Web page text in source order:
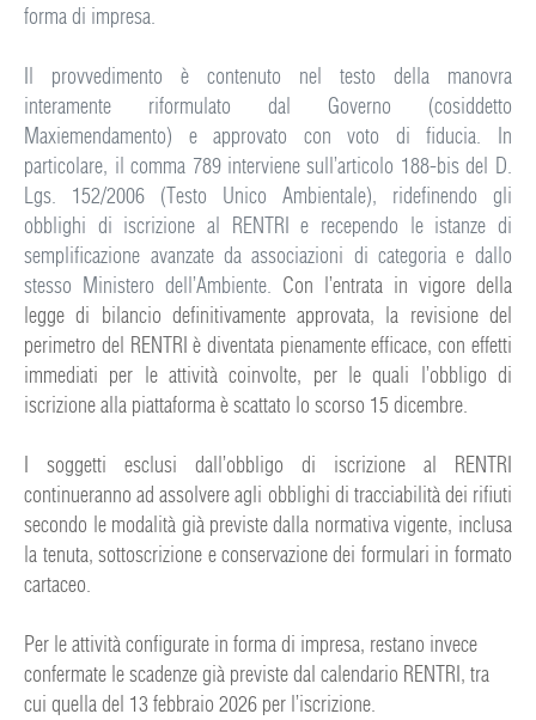
forma di impresa.
Il provvedimento è contenuto nel testo della manovra
interamente riformulato dal Governo (cosiddetto
Maxiemendamento) e approvato con voto di fiducia. In
particolare, il comma 789 interviene sull’articolo 188-bis del D.
Lgs. 152/2006 (Testo Unico Ambientale), ridefinendo gli
obblighi di iscrizione al RENTRI e recependo le istanze di
semplificazione avanzate da associazioni di categoria e dallo
stesso Ministero dell’Ambiente. Con l’entrata in vigore della
legge di bilancio definitivamente approvata, la revisione del
perimetro del RENTRI è diventata pienamente efficace, con effetti
immediati per le attività coinvolte, per le quali l’obbligo di
iscrizione alla piattaforma è scattato lo scorso 15 dicembre.
I soggetti esclusi dall’obbligo di iscrizione al RENTRI
continueranno ad assolvere agli obblighi di tracciabilità dei rifiuti
secondo le modalità già previste dalla normativa vigente, inclusa
la tenuta, sottoscrizione e conservazione dei formulari in formato
cartaceo.
Per le attività configurate in forma di impresa, restano invece
confermate le scadenze già previste dal calendario RENTRI, tra
cui quella del 13 febbraio 2026 per l’iscrizione.